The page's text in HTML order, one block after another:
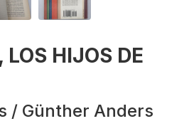
LOS HIJOS DE
/ Günther Anders